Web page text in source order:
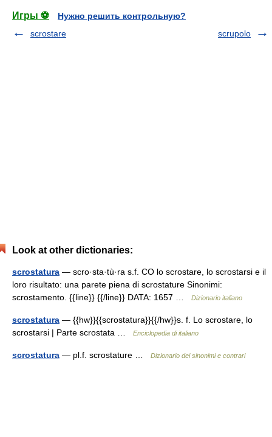
Игры ⚽
Нужно решить контрольную?
scrostare
scrupolo
Look at other dictionaries:
scrostatura — scro·sta·tù·ra s.f. CO lo scrostare, lo scrostarsi e il
loro risultato: una parete piena di scrostature Sinonimi:
scrostamento. {{line}} {{/line}} DATA: 1657 …
Dizionario italiano
scrostatura — {{hw}}{{scrostatura}}{{/hw}}s. f. Lo scrostare, lo
scrostarsi | Parte scrostata …
Enciclopedia di italiano
scrostatura — pl.f. scrostature … Dizionario dei sinonimi e contrari